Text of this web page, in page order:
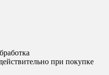
при покупке